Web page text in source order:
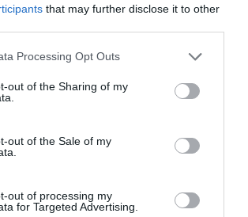
that may further disclose it to other
Processing Opt Outs
out of the Sharing of my
out of the Sale of my
out of processing my
for Targeted Advertising.